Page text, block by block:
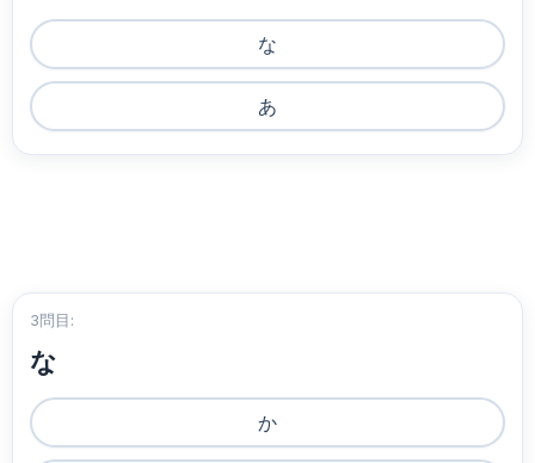
な
あ
3問目:
な
か